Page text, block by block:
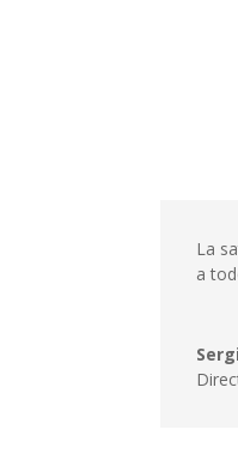
La
a